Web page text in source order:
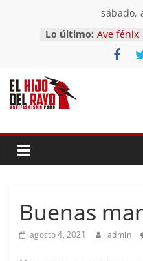
contenido
sábado,
Lo último: Ave fénix
¿Dios no
First Time
Buenas
agosto 4, 2021 admin